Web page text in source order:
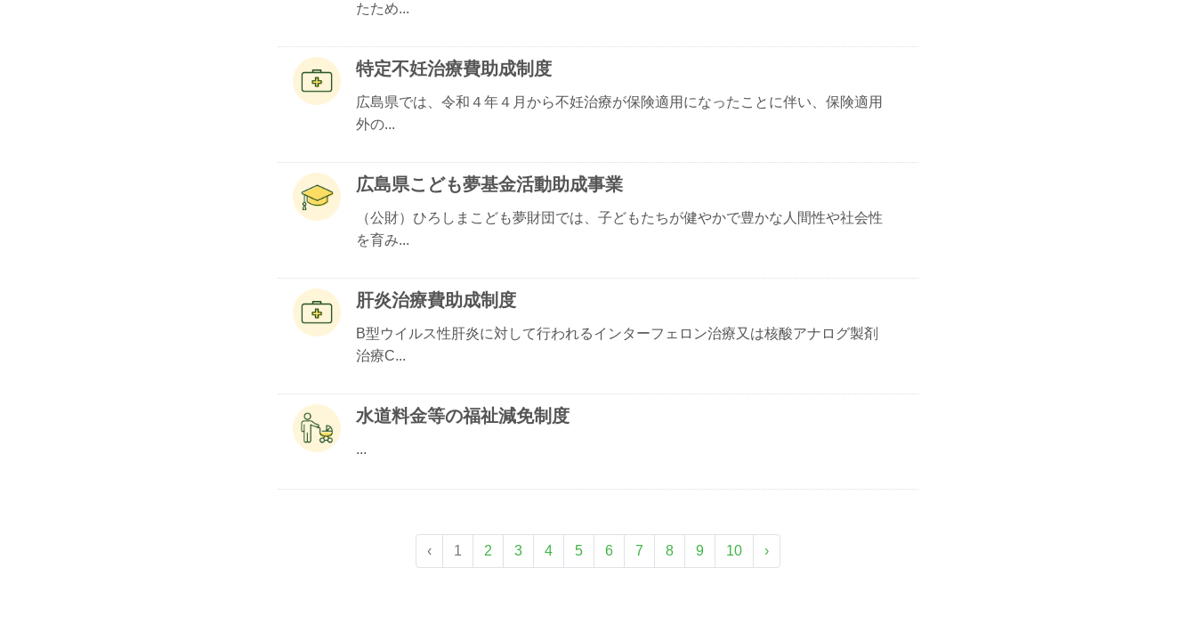
たため...
特定不妊治療費助成制度
​広島県では、令和４年４月から不妊治療が保険適用になったことに伴い、保険適用
外の...
広島県こども夢基金活動助成事業
（公財）ひろしまこども夢財団では、子どもたちが健やかで豊かな人間性や社会性
を育み...
肝炎治療費助成制度
B型ウイルス性肝炎に対して行われるインターフェロン治療又は核酸アナログ製剤
治療C...
水道料金等の福祉減免制度
...
‹ 1 2 3 4 5 6 7 8 9 10 ›